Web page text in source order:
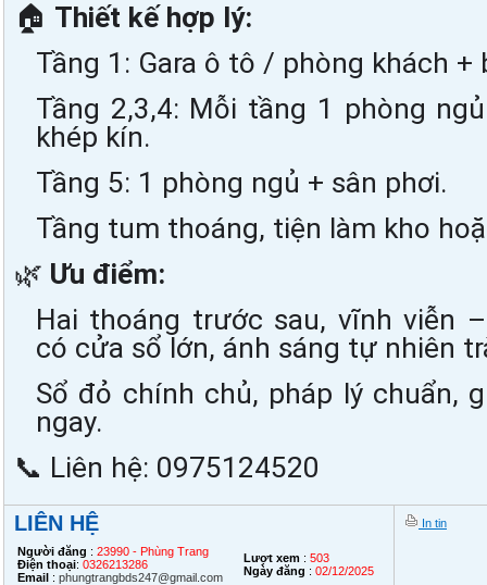
🏠 Thiết kế hợp lý:
Tầng 1: Gara ô tô / phòng khách +
Tầng 2,3,4: Mỗi tầng 1 phòng
khép kín.
Tầng 5: 1 phòng ngủ + sân phơi.
Tầng tum thoáng, tiện làm kho
🌿 Ưu điểm:
Hai thoáng trước sau, vĩnh viễn
có cửa sổ lớn, ánh sáng tự nhiên
Sổ đỏ chính chủ, pháp lý chuẩn,
ngay.
📞 Liên hệ: 0975124520
LIÊN HỆ
Người đăng : 23990 - Phùng Trang
Điện thoại: 0326213286
Email : phungtrangbds247@gmail.com
Lượt xem : 503
Ngày đăng : 02/12/2025
In tin